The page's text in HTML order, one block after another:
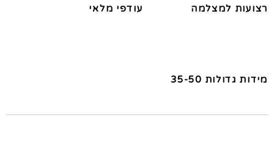
רצועות למצלמה עודפי מלאי
מידות גדולות 35-50